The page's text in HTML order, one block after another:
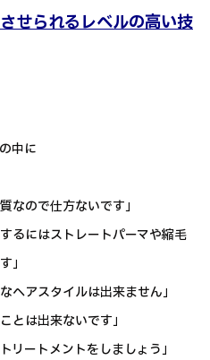
せられるレベルの高い技
中に
なので仕方ないです」
るにはストレートパーマや縮毛
」
ヘアスタイルは出来ません」
とは出来ないです」
リートメントをしましょう」